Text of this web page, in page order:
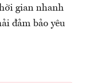
gian nhanh
đảm bảo yêu